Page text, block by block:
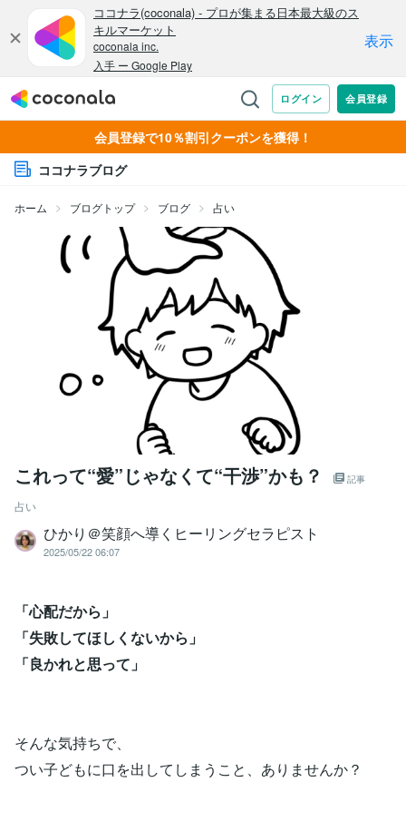
会員登録で10％割引クーポンを獲得！
ココナラブログ
ホーム ブログトップ ブログ 占い
これって“愛”じゃなくて“干渉”かも？ 記事
占い
ひかり＠笑顔へ導くヒーリングセラピスト
2025/05/22 06:07
「心配だから」
「失敗してほしくないから」
「良かれと思って」
そんな気持ちで、
つい子どもに口を出してしまうこと、ありませんか？